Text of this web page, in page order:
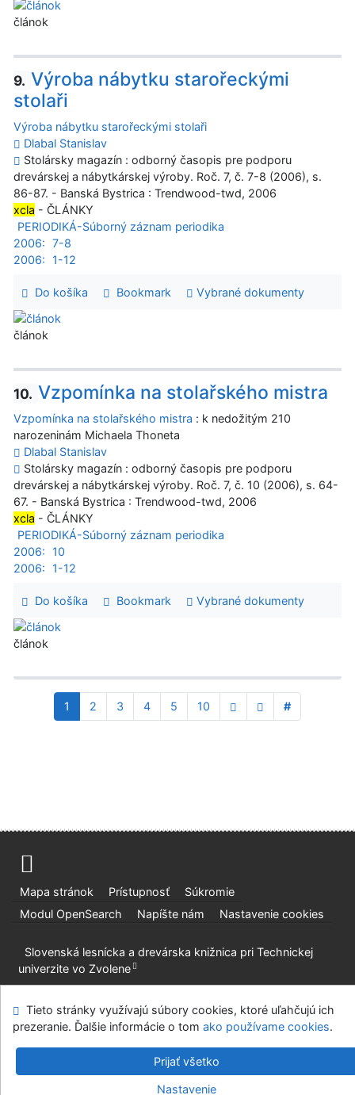
článok
9. Výroba nábytku starořeckými
stolaři
Výroba nábytku starořeckými stolaři
Dlabal Stanislav
Stolársky magazín : odborný časopis pre podporu
drevárskej a nábytkárskej výroby. Roč. 7, č. 7-8 (2006), s.
86-87. - Banská Bystrica : Trendwood-twd, 2006
xcla - ČLÁNKY
PERIODIKÁ-Súborný záznam periodika
2006: 7-8
2006:
1-12
Do košíka Bookmark Vybrané dokumenty
článok
10. Vzpomínka na stolařského mistra
Vzpomínka na stolařského mistra : k nedožitým 210
narozeninám Michaela Thoneta
Dlabal Stanislav
Stolársky magazín : odborný časopis pre podporu
drevárskej a nábytkárskej výroby. Roč. 7, č. 10 (2006), s. 64-
67. - Banská Bystrica : Trendwood-twd, 2006
xcla - ČLÁNKY
PERIODIKÁ-Súborný záznam periodika
2006:
10
2006:
1-12
Do košíka Bookmark Vybrané dokumenty
článok
1 2 3 4 5 10 #
Mapa stránok Prístupnosť
Súkromie
Modul OpenSearch
Napíšte nám Nastavenie cookies
Slovenská lesnícka a drevárska knižnica pri Technickej
univerzite vo Zvolene
Tieto stránky využívajú súbory cookies, ktoré uľahčujú ich
prezeranie. Ďalšie informácie o tom ako používame cookies.
Prijať všetko
Nastavenie